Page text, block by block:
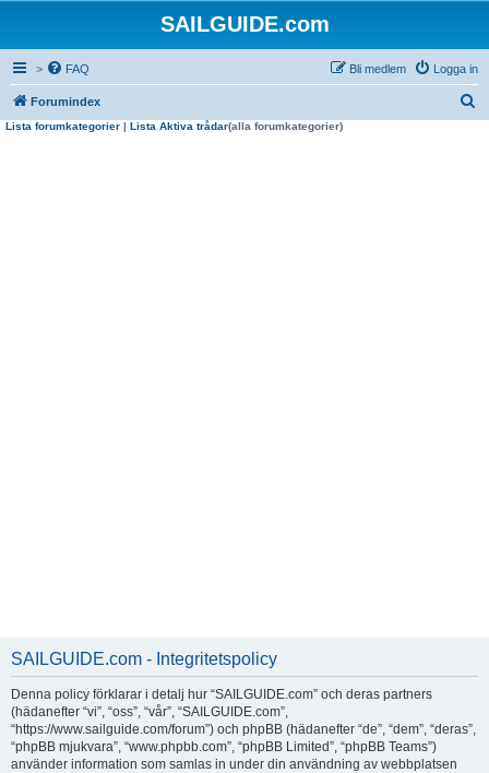
SAILGUIDE.com
> FAQ Logga in
Bli medlem
Forumindex
Lista forumkategorier | Lista Aktiva trådar(alla forumkategorier)
SAILGUIDE.com - Integritetspolicy
Denna policy förklarar i detalj hur “SAILGUIDE.com” och deras partners
(hädanefter “vi”, “oss”, “vår”, “SAILGUIDE.com”,
“https://www.sailguide.com/forum”) och phpBB (hädanefter “de”, “dem”, “deras”,
“phpBB mjukvara”, “www.phpbb.com”, “phpBB Limited”, “phpBB Teams”)
använder information som samlas in under din användning av webbplatsen